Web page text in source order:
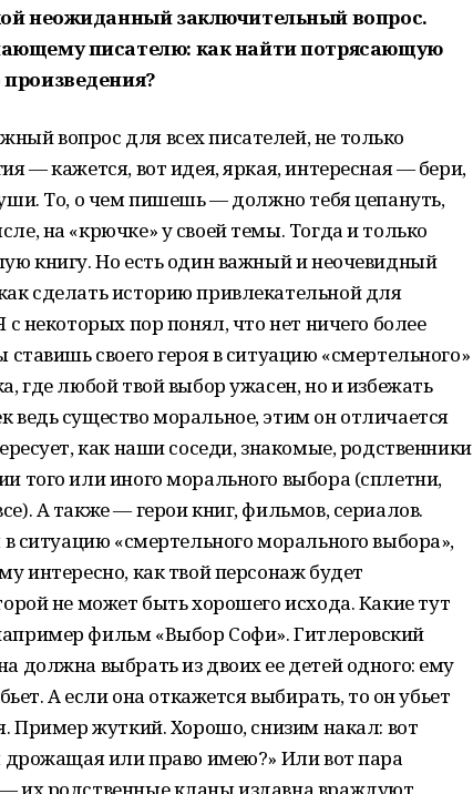
неожиданный заключительный вопрос.
писателю: как найти потрясающую
вопрос для всех писателей, не только
— кажется, вот идея, яркая, интересная — бери,
То, о чем пишешь — должно тебя цепануть,
на «крючке» у своей темы. Тогда и только
книгу. Но есть один важный и неочевидный
сделать историю привлекательной для
некоторых пор понял, что нет ничего более
своего героя в ситуацию «смертельного»
где любой твой выбор ужасен, но и избежать
существо моральное, этим он отличается
как наши соседи, знакомые, родственники
того или иного морального выбора (сплетни,
А также — герои книг, фильмов, сериалов.
ситуацию «смертельного морального выбора»,
интересно, как твой персонаж будет
не может быть хорошего исхода. Какие тут
фильм «Выбор Софи». Гитлеровский
должна выбрать из двоих ее детей одного: ему
А если она откажется выбирать, то он убьет
Пример жуткий. Хорошо, снизим накал: вот
дрожащая или право имею?» Или вот пара